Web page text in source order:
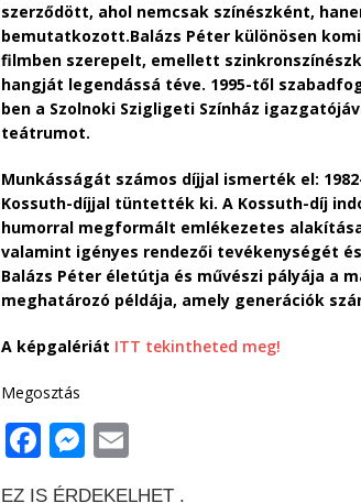
szerződött, ahol nemcsak színészként,
bemutatkozott.Balázs Péter különösen
filmben szerepelt, emellett
hangját legendássá téve. 1995-től
ben a Szolnoki Szigligeti Színház
teátrumot.
Munkásságát számos díjjal ismerték el:
Kossuth-díjjal tüntették ki. A Kossuth-díj
humorral megformált emlékezetes
valamint igényes rendezői tevékenységét
Balázs Péter életútja és művészi pályája a
meghatározó példája, amely generációk
A képgalériát ITT tekintheted meg!
Megosztás
F
a
M